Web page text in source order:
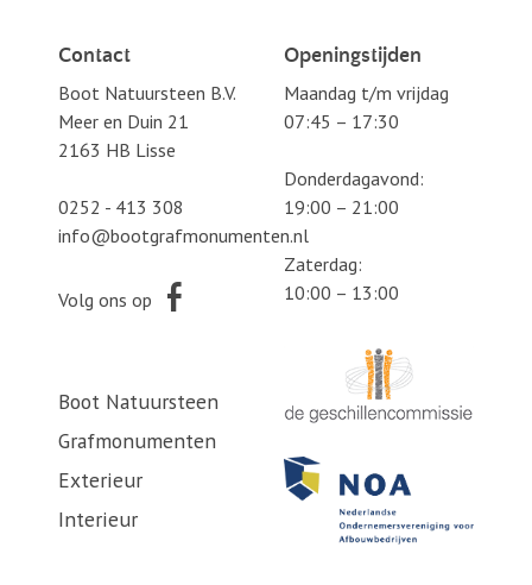
Contact
Boot Natuursteen B.V.
Meer en Duin 21
2163 HB Lisse
0252 - 413 308
info@bootgrafmonumenten.nl
Volg ons op
Openingstijden
Maandag t/m vrijdag
07:45 – 17:30
Donderdagavond:
19:00 – 21:00
Zaterdag:
10:00 – 13:00
Boot Natuursteen
Grafmonumenten
Exterieur
Interieur